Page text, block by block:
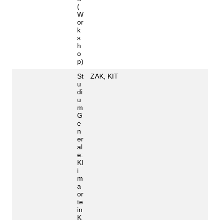
(
W
or
k
s
h
o
p)
St
u
di
u
m
G
e
n
er
al
e:
Kl
i
m
a
or
te
in
K
ZAK, KIT